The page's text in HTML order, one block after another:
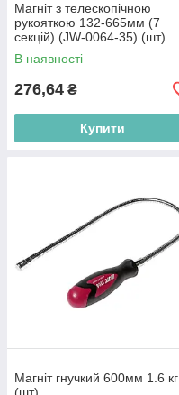
Магніт з телескопічною
рукояткою 132-665мм (7
секцій) (JW-0064-35) (шт)
В наявності
276,64 ₴
Купити
Магніт гнучкий 600мм 1.6 кг